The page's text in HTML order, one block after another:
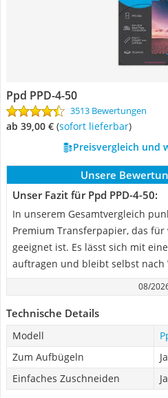
Ppd ‎PPD-4-50
3513 Bewertungen
ab 39,00 € ( Sofort lieferbar)
Preisvergleich und
Unsere
Unser Fazit für Ppd ‎PPD-4-50:
In unserem Gesamtvergleich
Premium Transferpapier, das
geeignet ist. Es lässt sich mit
auftragen und bleibt selbst nach
08/
Technische Details
Modell
Zum Aufbügeln
Ja
Einfaches Zuschneiden
Ja